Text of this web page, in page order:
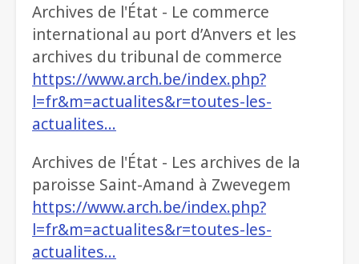
Archives de l'État - Le commerce
international au port d’Anvers et les
archives du tribunal de commerce
https://www.arch.be/index.php?
l=fr&m=actualites&r=toutes-les-
actualites…
Archives de l'État - Les archives de la
paroisse Saint-Amand à Zwevegem
https://www.arch.be/index.php?
l=fr&m=actualites&r=toutes-les-
actualites…